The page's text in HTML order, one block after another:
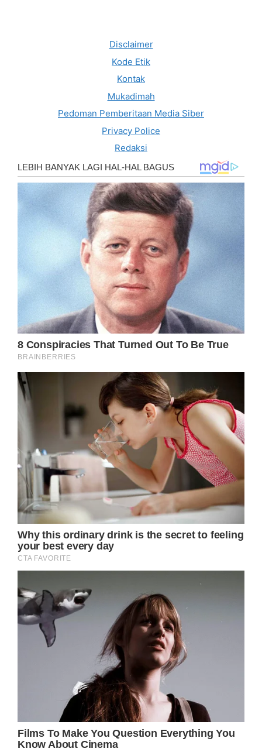
Disclaimer
Kode Etik
Kontak
Mukadimah
Pedoman Pemberitaan Media Siber
Privacy Police
Redaksi